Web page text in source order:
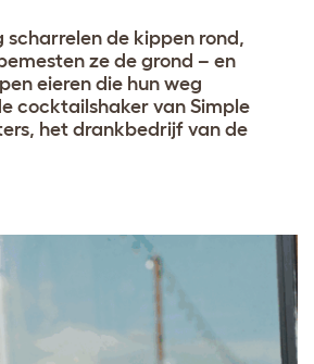
scharrelen de kippen rond,
ze de grond – en
eieren die hun weg
cocktailshaker van Simple
het drankbedrijf van de